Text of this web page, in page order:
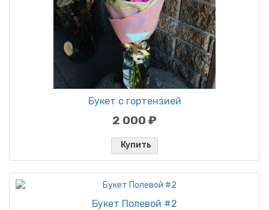
Букет с гортензией
2 000 ₽
Купить
Букет Полевой #2